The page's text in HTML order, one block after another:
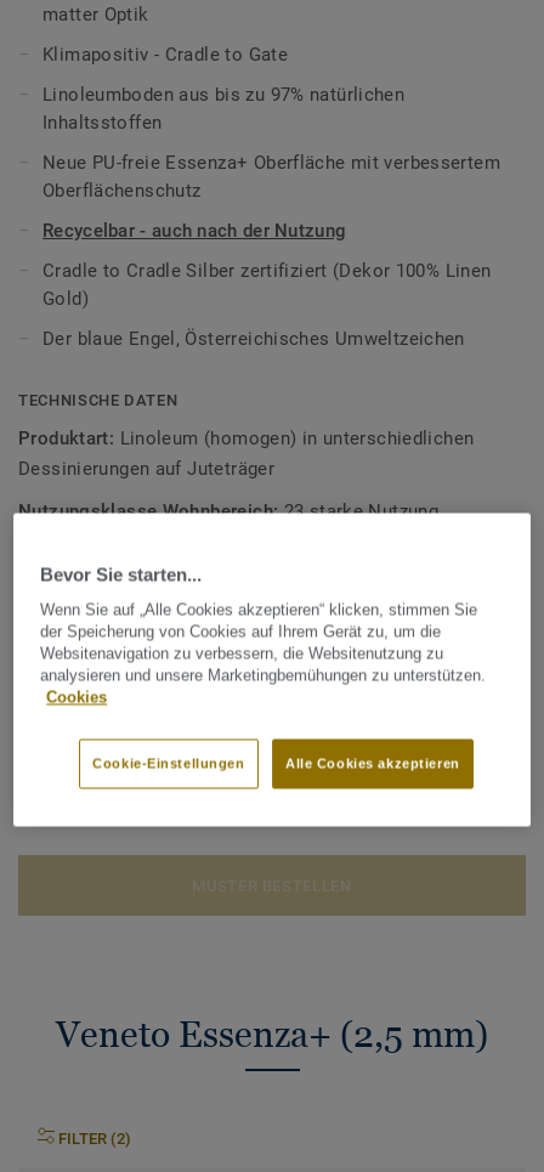
Oberflächenschutz, einer PU-freien Acrylat-
Oberflächenausrüstung mit verbesserter Halbarkeit.
Linoleum Veneto Essenza+ ist Teil von
unserer Auswahl nachhaltiger Bodenbelagskollektionen.
Cradle to Cradle® Gold, der Blaue Engel und mit dem
Österreichischen Umweltzeichen zertifiziert.
Teil unsererTarkett Circular Selection, unseren
nachhaltigen und kreislauffähigen
Bodenbelagskollektionen. Recyclingfähig auch nach dem
Gebrauch.
matter Optik
Klimapositiv - Cradle to Gate
Linoleumboden aus bis zu 97% natürlichen
Inhaltsstoffen
Neue PU-freie Essenza+ Oberfläche mit verbessertem
Oberflächenschutz
Recycelbar - auch nach der Nutzung
Cradle to Cradle Silber zertifiziert (Dekor 100% Linen
Gold)
Der blaue Engel, Österreichisches Umweltzeichen
TECHNISCHE DATEN
Produktart: Linoleum (homogen) in unterschiedlichen
Dessinierungen auf Juteträger
Nutzungsklasse Wohnbereich:23 starke Nutzung
Qualität & Umwelt Zertifizierungen:ISO 14001
Gesamter CO2 Fußabdruck (Recycling)
-1.92 kg CO2/m
CO2 FUSSABDRUCK BERECHNEN
Veneto Essenza+ (2,5 mm)
FILTER (2)
Bevor Sie starten...
Wenn Sie auf „Alle Cookies akzeptieren“ klicken, stimmen Sie
der Speicherung von Cookies auf Ihrem Gerät zu, um die
Websitenavigation zu verbessern, die Websitenutzung zu
analysieren und unsere Marketingbemühungen zu unterstützen.
Cookies
Alle Cookies akzeptieren
Cookie-Einstellungen